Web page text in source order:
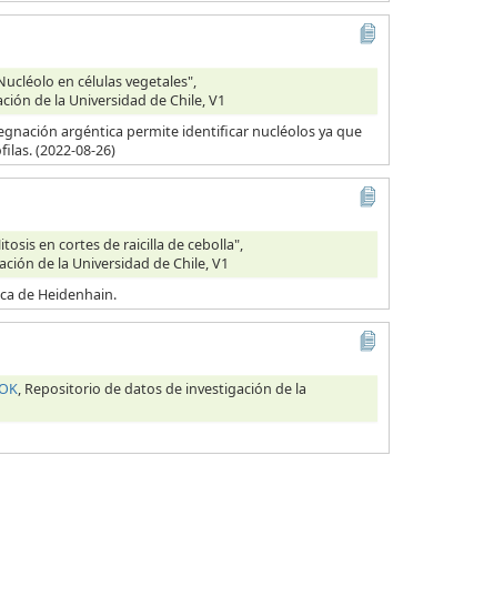
en células vegetales",
de la Universidad de Chile, V1
argéntica permite identificar nucléolos ya que
(2022-08-26)
en cortes de raicilla de cebolla",
de la Universidad de Chile, V1
de Heidenhain.
, Repositorio de datos de investigación de la